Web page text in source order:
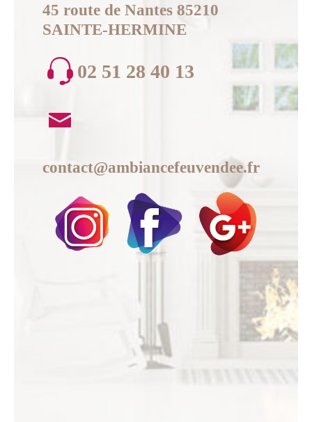
45 route de Nantes 85210
SAINTE-HERMINE
02 51 28 40 13
contact@ambiancefeuvendee.fr